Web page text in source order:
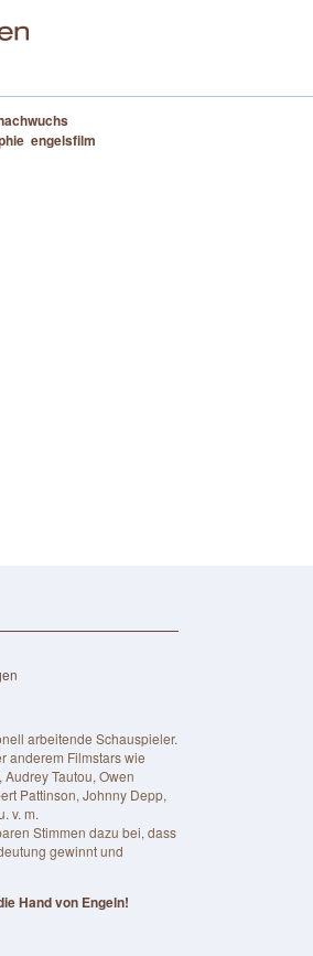
engelsfilm
arbeitende Schauspieler.
anderem Filmstars wie
Tautou, Owen
Pattinson, Johnny Depp,
v. m.
Stimmen dazu bei, dass
gewinnt und
Hand von Engeln!